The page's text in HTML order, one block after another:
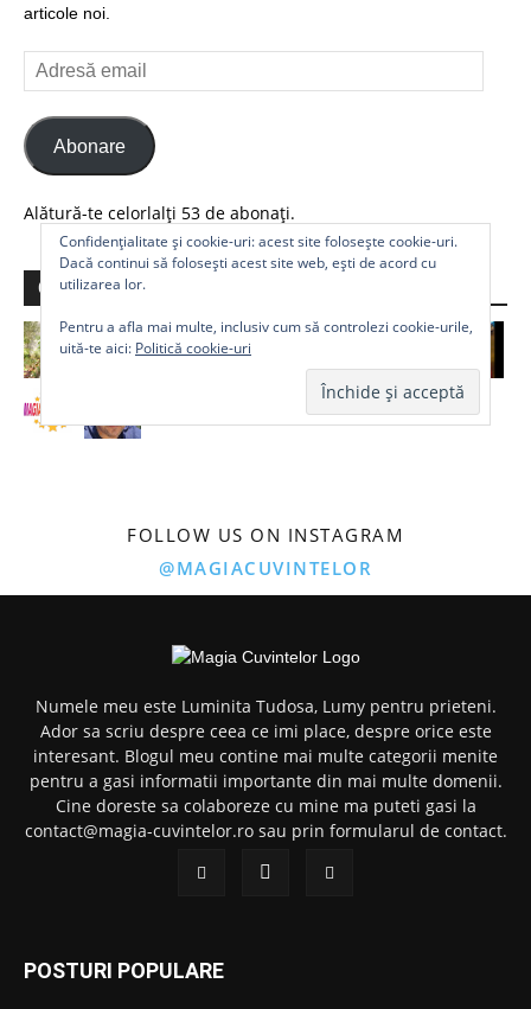
articole noi.
Adresă
email
Abonare
Alătură-te celorlalți 53 de abonați.
Comunitate
Confidențialitate și cookie-uri: acest site folosește cookie-uri.
Dacă continui să folosești acest site web, ești de acord cu
utilizarea lor.
Pentru a afla mai multe, inclusiv cum să controlezi cookie-urile,
uită-te aici: Politică cookie-uri
FOLLOW US ON INSTAGRAM
@MAGIACUVINTELOR
Numele meu este Luminita Tudosa, Lumy pentru prieteni.
Ador sa scriu despre ceea ce imi place, despre orice este
interesant. Blogul meu contine mai multe categorii menite
pentru a gasi informatii importante din mai multe domenii.
Cine doreste sa colaboreze cu mine ma puteti gasi la
contact@magia-cuvintelor.ro sau prin formularul de contact.
POSTURI POPULARE